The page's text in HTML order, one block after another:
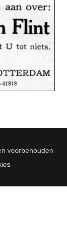
voorbehouden